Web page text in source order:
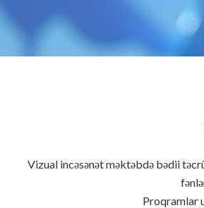
Vizual incəsənət məktəbdə bədii
Proqramlar